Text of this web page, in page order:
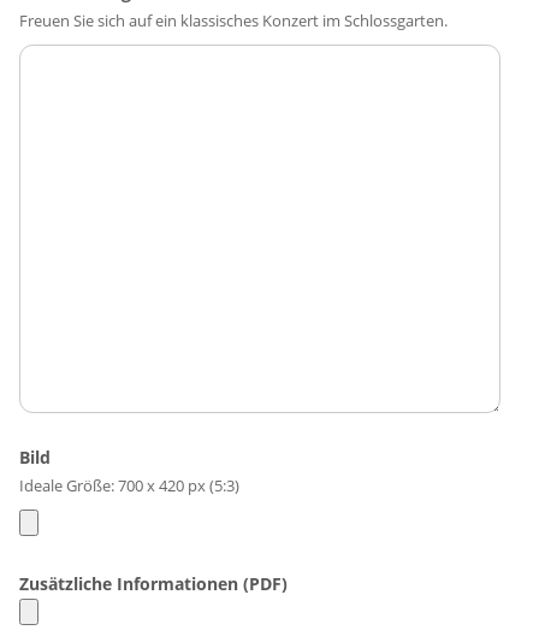
Freuen Sie sich auf ein klassisches Konzert im Schlossgarten.
Bild
Ideale Größe: 700 x 420 px (5:3)
Zusätzliche Informationen (PDF)